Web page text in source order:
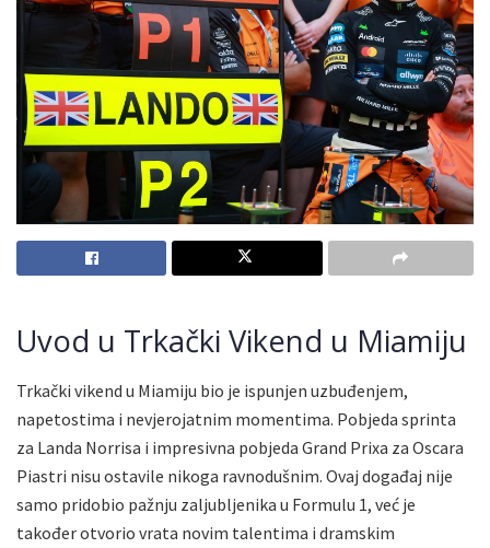
Uvod u Trkački Vikend u Miamiju
Trkački vikend u Miamiju bio je ispunjen uzbuđenjem,
napetostima i nevjerojatnim momentima. Pobjeda sprinta
za Landa Norrisa i impresivna pobjeda Grand Prixa za Oscara
Piastri nisu ostavile nikoga ravnodušnim. Ovaj događaj nije
samo pridobio pažnju zaljubljenika u Formulu 1, već je
također otvorio vrata novim talentima i dramskim